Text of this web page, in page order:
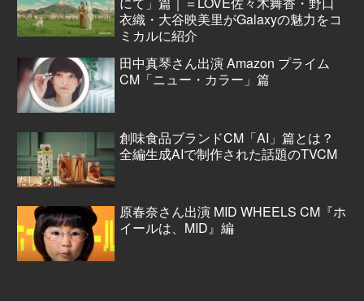
衣織・大谷映美里がGalaxyの魅力をコ
ミカルに紹介
田中真琴さん出演 Amazon プライム
CM「ニュー・カラー」篇
創味食品ブランドCM「AI」篇とは？
全編生成AIで制作された話題のTVCM
原春奈さん出演 MID WHEELS CM『ホ
イールは、MID』編